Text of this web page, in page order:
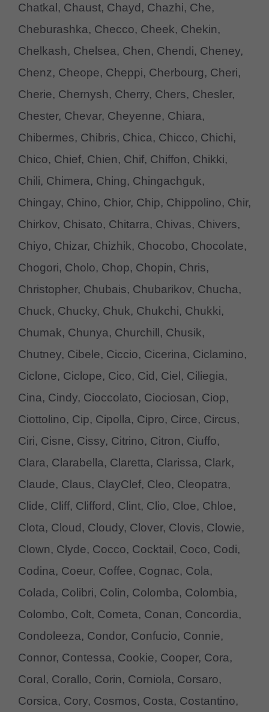
Chatkal, Chaust, Chayd, Chazhi, Che,
Cheburashka, Checco, Cheek, Chekin,
Chelkash, Chelsea, Chen, Chendi, Cheney,
Chenz, Cheope, Cheppi, Cherbourg, Cheri,
Cherie, Chernysh, Cherry, Chers, Chesler,
Chester, Chevar, Cheyenne, Chiara,
Chibermes, Chibris, Chica, Chicco, Chichi,
Chico, Chief, Chien, Chif, Chiffon, Chikki,
Chili, Chimera, Ching, Chingachguk,
Chingay, Chino, Chior, Chip, Chippolino, Chir,
Chirkov, Chisato, Chitarra, Chivas, Chivers,
Chiyo, Chizar, Chizhik, Chocobo, Chocolate,
Chogori, Cholo, Chop, Chopin, Chris,
Christopher, Chubais, Chubarikov, Chucha,
Chuck, Chucky, Chuk, Chukchi, Chukki,
Chumak, Chunya, Churchill, Chusik,
Chutney, Cibele, Ciccio, Cicerina, Ciclamino,
Ciclone, Ciclope, Cico, Cid, Ciel, Ciliegia,
Cina, Cindy, Cioccolato, Ciociosan, Ciop,
Ciottolino, Cip, Cipolla, Cipro, Circe, Circus,
Ciri, Cisne, Cissy, Citrino, Citron, Ciuffo,
Clara, Clarabella, Claretta, Clarissa, Clark,
Claude, Claus, ClayClef, Cleo, Cleopatra,
Clide, Cliff, Clifford, Clint, Clio, Cloe, Chloe,
Clota, Cloud, Cloudy, Clover, Clovis, Clowie,
Clown, Clyde, Cocco, Cocktail, Coco, Codi,
Codina, Coeur, Coffee, Cognac, Cola,
Colada, Colibri, Colin, Colomba, Colombia,
Colombo, Colt, Cometa, Conan, Concordia,
Condoleeza, Condor, Confucio, Connie,
Connor, Contessa, Cookie, Cooper, Cora,
Coral, Corallo, Corin, Corniola, Corsaro,
Corsica, Cory, Cosmos, Costa, Costantino,